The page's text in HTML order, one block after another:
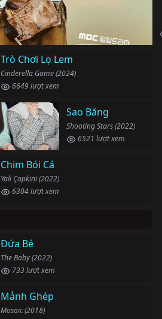
Trò Chơi Lọ Lem
Cinderella Game (2024)
6649 lượt xem
Sao Băng
Shooting Stars (2022)
6521 lượt xem
Chim Bói Cá
Yali Çapkini (2022)
6304 lượt xem
Đứa Bé
The Baby (2022)
733 lượt xem
Mảnh Ghép
Mosaic (2018)